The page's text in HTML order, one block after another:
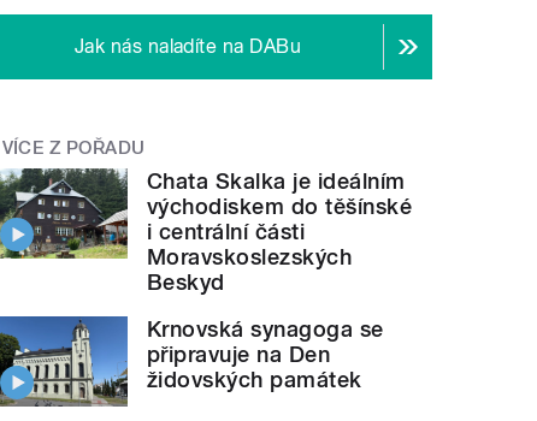
Jak nás naladíte na DABu
VÍCE Z POŘADU
Chata Skalka je ideálním
východiskem do těšínské
i centrální části
Moravskoslezských
Beskyd
Krnovská synagoga se
připravuje na Den
židovských památek